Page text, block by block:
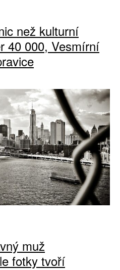
než kulturní
40 000, Vesmírní
muž
fotky tvoří